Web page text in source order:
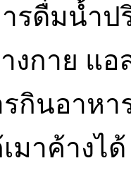
รดื่มน้ำ
งกาย แ
กินอาหา
มาค้างไ